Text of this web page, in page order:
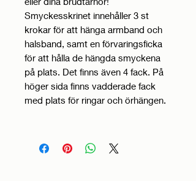
Smyckesskrinet innehåller 3 st
krokar för att hänga armband och
halsband, samt en förvaringsficka
för att hålla de hängda smyckena
på plats. Det finns även 4 fack. På
höger sida finns vadderade fack
med plats för ringar och örhängen.